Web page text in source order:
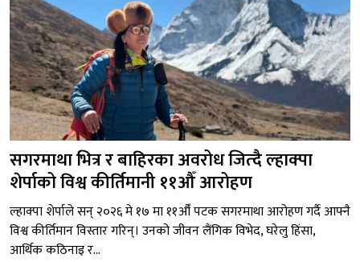
सगरमाथा भित्र र बाहिरका अवरोध जित्दै ल्हाक्पा
शेर्पाको विश्व कीर्तिमानी ११औँ आरोहण
ल्हाक्पा शेर्पाले सन् २०२६ मे १७ मा ११औँ पटक सगरमाथा आरोहण गर्दै आफ्नै
विश्व कीर्तिमान विस्तार गरिन्। उनको जीवन लैंगिक विभेद, घरेलु हिंसा,
आर्थिक कठिनाइ र...